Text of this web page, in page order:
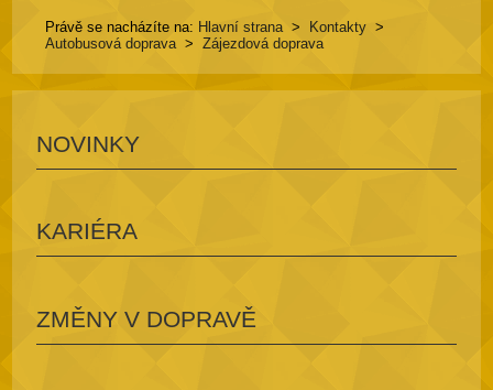
Právě se nacházíte na: Hlavní strana> Kontakty >
Autobusová doprava>Zájezdová doprava
NOVINKY
KARIÉRA
ZMĚNY V DOPRAVĚ